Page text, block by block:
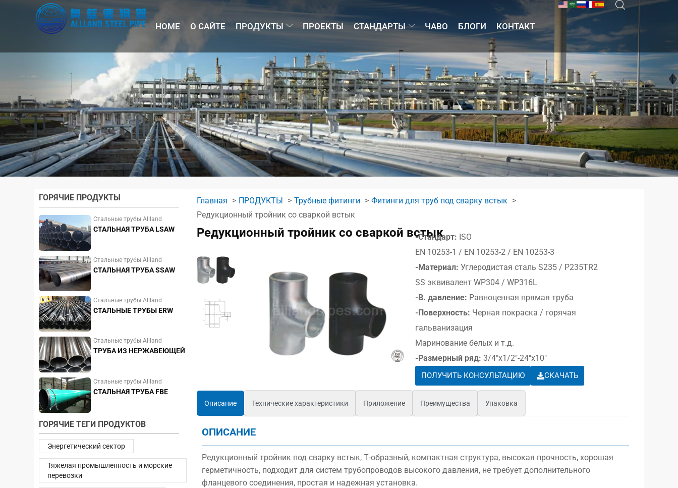
HOME О САЙТЕ ПРОДУКТЫ ПРОЕКТЫ СТАНДАРТЫ ЧАВО БЛОГИ КОНТАКТ
ГОРЯЧИЕ ПРОДУКТЫ
Стальные трубы Allland
СТАЛЬНАЯ ТРУБА LSAW
Стальные трубы Allland
СТАЛЬНАЯ ТРУБА SSAW
Стальные трубы Allland
СТАЛЬНЫЕ ТРУБЫ ERW
Стальные трубы Allland
ТРУБА ИЗ НЕРЖАВЕЮЩЕЙ
Стальные трубы Allland
СТАЛЬНАЯ ТРУБА FBE
ГОРЯЧИЕ ТЕГИ ПРОДУКТОВ
Энергетический сектор
Тяжелая промышленность и морские
перевозки
Главная ПРОДУКТЫ Трубные фитинги
Фитинги для труб под сварку встык
Редукционный тройник со сваркой встык
Редукционный тройник со сваркой встык
-Стандарт: ISO
EN 10253-1 / EN 10253-2 / EN 10253-3
-Материал: Углеродистая сталь S235 / P235TR2
SS эквивалент WP304 / WP316L
-В. давление: Равноценная прямая труба
-Поверхность: Черная покраска / горячая
гальванизация
Маринование белых и т.д.
-Размерный ряд: 3/4″x1/2″-24″x10″
ПОЛУЧИТЬ КОНСУЛЬТАЦИЮ СКАЧАТЬ
Описание Технические характеристики Приложение Преимущества Упаковка
ОПИСАНИЕ
Редукционный тройник под сварку встык, Т-образный, компактная структура, высокая прочность, хорошая
герметичность, подходит для систем трубопроводов высокого давления, не требует дополнительного
фланцевого соединения, простая и надежная установка.